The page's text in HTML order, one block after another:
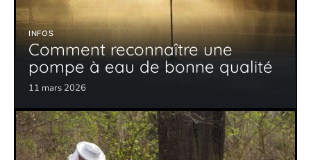
INFOS
Comment reconnaître une
pompe à eau de bonne qualité
11 mars 2026